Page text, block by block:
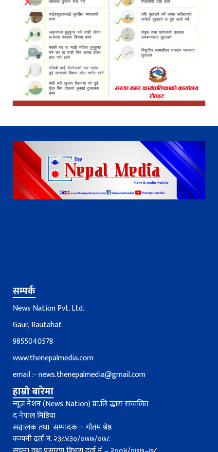
सम्पर्क
News Nation Pvt. Ltd.
Gaur, Rautahat
9855040578
www.thenepalmedia.com
email :-news.thenepalmedia@gmail.com
हाम्रो बारेमा
न्यूज नेशन (News Nation) प्रा.लि द्धारा संचालित
द नेपाल मिडिया
सञ्चालक तथा सम्पादक :- गौतम श्रेष्ठ
कम्पनी दर्ता नं. २३८४३०/०७७/०७८